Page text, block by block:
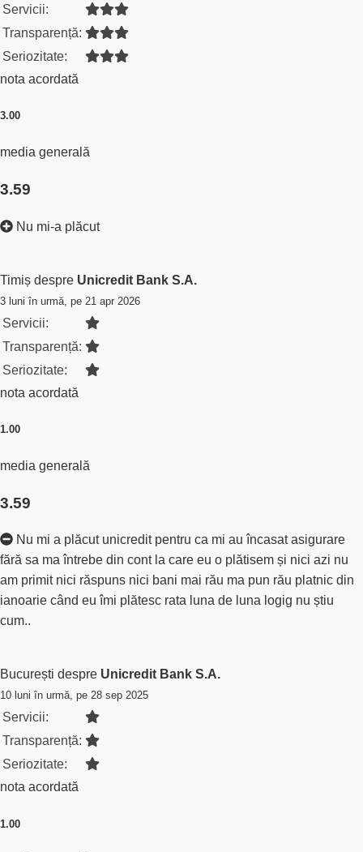
Servicii:
Transparență:
Seriozitate:
nota acordată
3.00
media generală
3.59
Nu mi-a plăcut
Timiș despre Unicredit Bank S.A.
3 luni în urmă, pe 21 apr 2026
Servicii:
Transparență:
Seriozitate:
nota acordată
1.00
media generală
3.59
Nu mi a plăcut unicredit pentru ca mi au încasat asigurare
fără sa ma întrebe din cont la care eu o plătisem și nici azi nu
am primit nici răspuns nici bani mai rău ma pun rău platnic din
ianoarie când eu îmi plătesc rata luna de luna logig nu știu
cum..
București despre Unicredit Bank S.A.
10 luni în urmă, pe 28 sep 2025
Servicii:
Transparență:
Seriozitate:
nota acordată
1.00